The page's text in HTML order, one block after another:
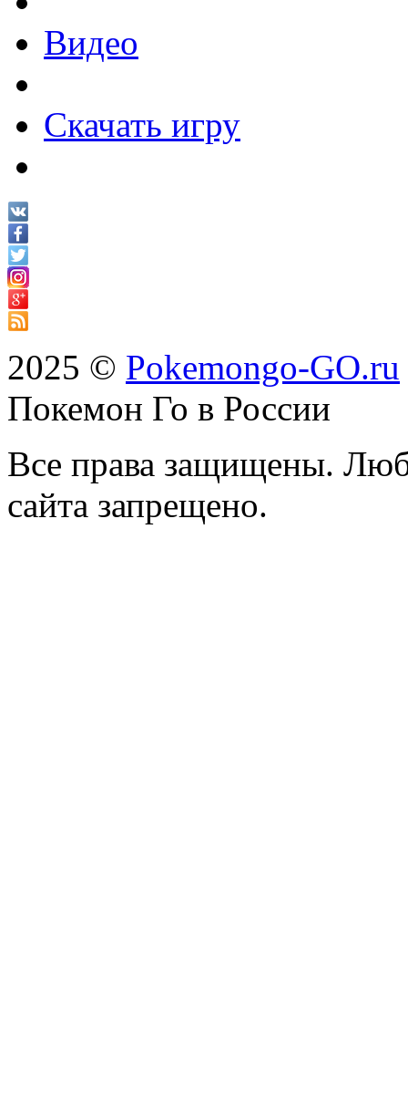
Видео
Скачать игру
2025 © Pokemongo-GO.ru
Покемон Го в России
Все права защищены.
сайта запрещено.